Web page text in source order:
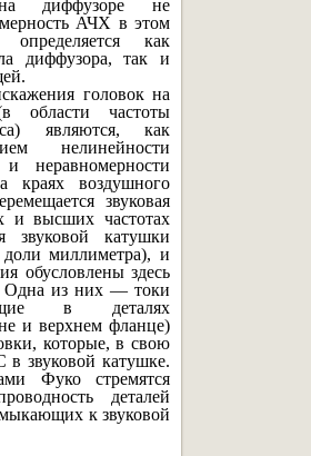
диффузоре не
АЧХ в этом
определяется как
диффузора, так и
головок на
области частоты
являются, как
нелинейности
неравномерности
краях воздушного
звуковая
и высших частотах
звуковой катушки
миллиметра), и
обусловлены здесь
Одна из них — токи
в деталях
и верхнем фланце)
которые, в свою
в звуковой катушке.
Фуко стремятся
деталей
к звуковой